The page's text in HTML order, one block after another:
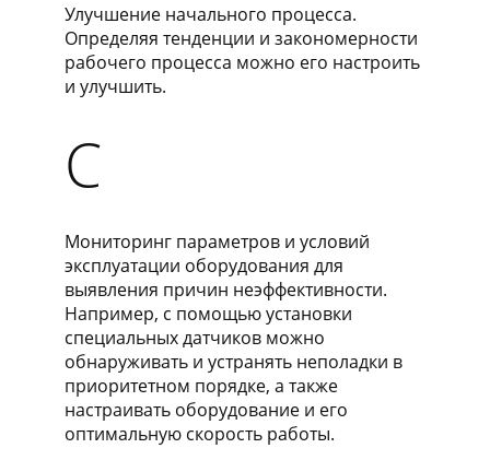
Улучшение начального процесса.
Определяя тенденции и закономерности
рабочего процесса можно его настроить
и улучшить.
C
Мониторинг параметров и условий
эксплуатации оборудования для
выявления причин неэффективности.
Например, с помощью установки
специальных датчиков можно
обнаруживать и устранять неполадки в
приоритетном порядке, а также
настраивать оборудование и его
оптимальную скорость работы.